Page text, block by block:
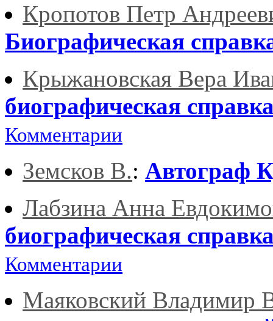
Кропотов Петр
Биографическая
Крыжановская Вера
биографическая
Комментарии
Земсков В.: Автограф
Лабзина Анна
биографическая
Комментарии
Маяковский Владимир